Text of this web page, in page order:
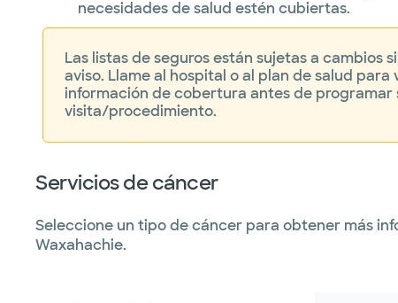
necesidades de salud estén cubiertas.
Las listas de seguros están sujetas a cambios
aviso. Llame al hospital o al plan de salud para
información de cobertura antes de programar
visita/procedimiento.
Servicios de cáncer
Seleccione un tipo de cáncer para obtener más
Waxahachie.